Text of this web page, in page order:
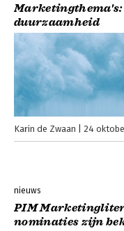
duurzaamheid
Karin de Zwaan 24
nieuws
PIM
nominaties zijn